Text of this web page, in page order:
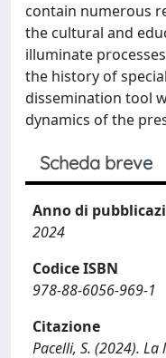
contain numerous
the cultural and
illuminate
the history of
dissemination tool
dynamics of the
Scheda breve
Anno di
2024
Codice ISBN
978-88-6056-969-1
Citazione
Pacelli, S. (2024).